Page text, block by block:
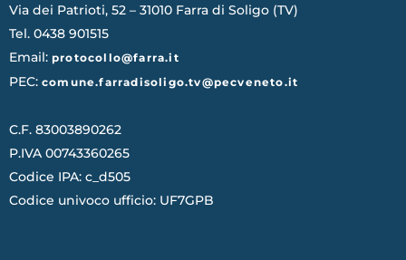
Via dei Patrioti, 52 – 31010 Farra di Soligo (TV)
Tel. 0438 901515
Email: protocollo@farra.it
PEC: comune.farradisoligo.tv@pecveneto.it
C.F. 83003890262
P.IVA 00743360265
Codice IPA: c_d505
Codice univoco ufficio: UF7GPB